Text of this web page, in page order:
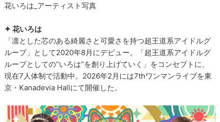
花いろは_アーティスト写真
✦ 花いろは
「凛とした芯のある綺麗さと可愛さを持つ超王道系アイドルグ
ループ」として2020年8月にデビュー。「超王道系アイドルグ
ループとしての“いろは”を創り上げていく」をコンセプトに、
現在7人体制で活動中。2026年2月には7thワンマンライブを東
京・Kanadevia Hallにて開催した。